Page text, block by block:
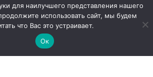
ПРИМЕРЫ РАБОТ
для наилучшего представления нашего
использовать сайт, мы будем
что Вас это устраивает.
Ок